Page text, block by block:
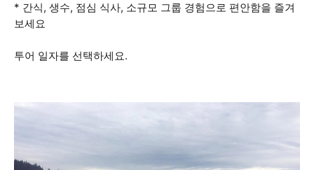
* 간식, 생수, 점심 식사, 소규모 그룹 경험으로 편안함을 즐겨
보세요
투어 일자를 선택하세요.